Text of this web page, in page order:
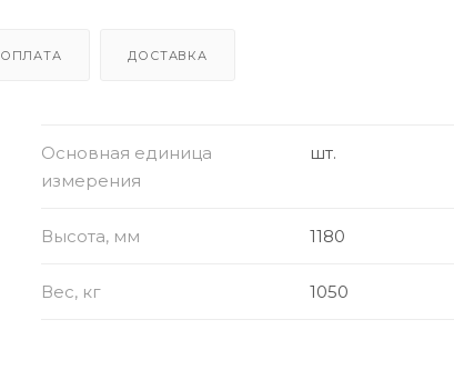
ОПЛАТА ДОСТАВКА
Основная единица
измерения
шт.
Высота, мм 1180
Вес, кг 1050